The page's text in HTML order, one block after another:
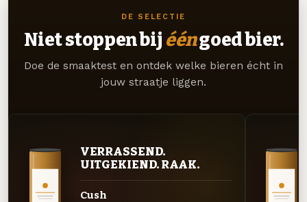
DE SELECTIE
Niet stoppen bij ééngoed bier.
Doe de smaaktest en ontdek welke bieren écht in
jouw straatje liggen.
VERRASSEND.
UITGEKIEND. RAAK.
Cush